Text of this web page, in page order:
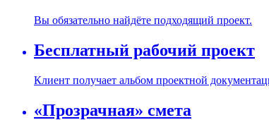
Вы обязательно найдёте подходящий проект.
Бесплатный рабочий проект
Клиент получает альбом проектной
«Прозрачная» смета